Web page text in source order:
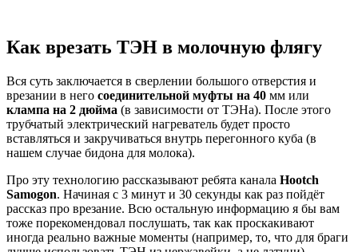
Как врезать ТЭН в молочную флягу
Вся суть заключается в сверлении большого отверстия и
врезании в него соединительной муфты на 40 мм или
клампа на 2 дюйма (в зависимости от ТЭНа). После этого
трубчатый электрический нагреватель будет просто
вставляться и закручиваться внутрь перегонного куба (в
нашем случае бидона для молока).
Про эту технологию рассказывают ребята канала Hootch
Samogon. Начиная с 3 минут и 30 секунды как раз пойдёт
рассказ про врезание. Всю остальную информацию я бы вам
тоже порекомендовал послушать, так как проскакивают
иногда реально важные моменты (например, то, что для браги